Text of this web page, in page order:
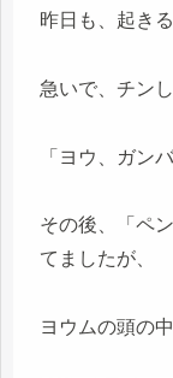
昨日も、起き
急いで、チン
「ヨウ、ガン
その後、「ペ
てましたが、
ヨウムの頭の